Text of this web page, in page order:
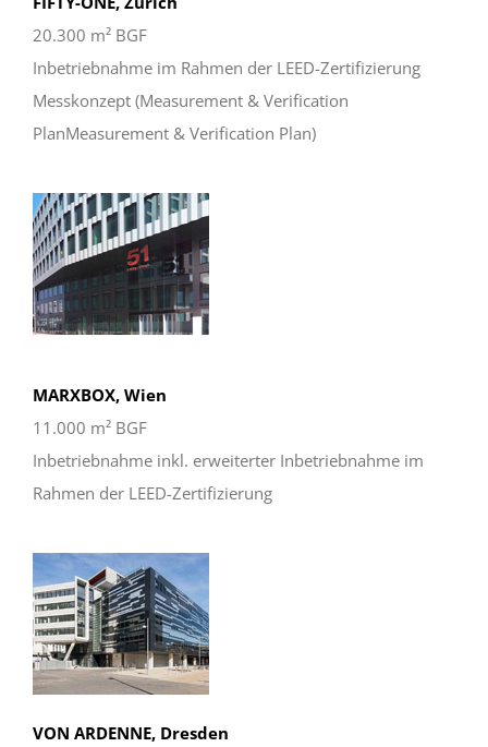
20.300 m² BGF
Inbetriebnahme im Rahmen der LEED-Zertifizierung
Messkonzept (Measurement & Verification
PlanMeasurement & Verification Plan)
MARXBOX, Wien
11.000 m² BGF
Inbetriebnahme inkl. erweiterter Inbetriebnahme im
Rahmen der LEED-Zertifizierung
VON ARDENNE, Dresden